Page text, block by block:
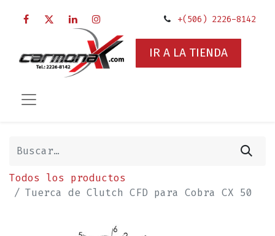
+(506) 2226-8142
IR A LA TIENDA
Todos los productos
Tuerca de Clutch CFD para Cobra CX 50